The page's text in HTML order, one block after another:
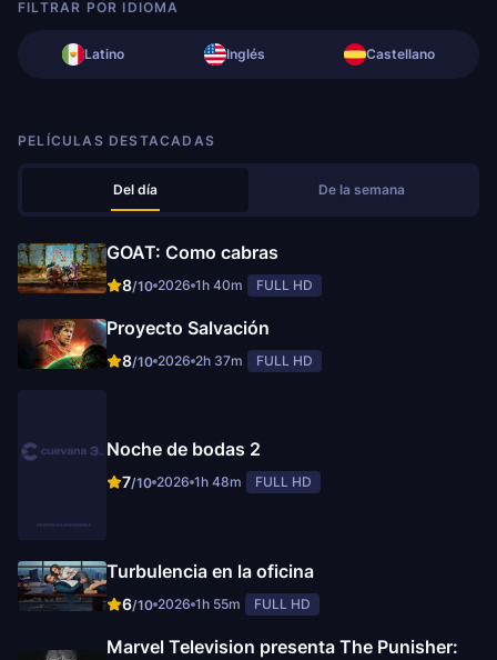
FILTRAR POR IDIOMA
Latino Inglés Castellano
PELÍCULAS DESTACADAS
Del día De la semana
GOAT: Como cabras
8/10 2026 1h 40m FULL HD
Proyecto Salvación
8/10 2026 2h 37m FULL HD
Noche de bodas 2
7/10 2026 1h 48m FULL HD
Turbulencia en la oficina
6/10 2026 1h 55m FULL HD
Marvel Television presenta The Punisher: